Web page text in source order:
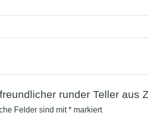
runder Teller aus
Felder sind mit*markiert